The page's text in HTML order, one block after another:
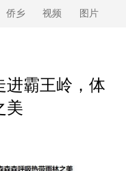
侨乡 视频 图片
进霸王岭，体
美